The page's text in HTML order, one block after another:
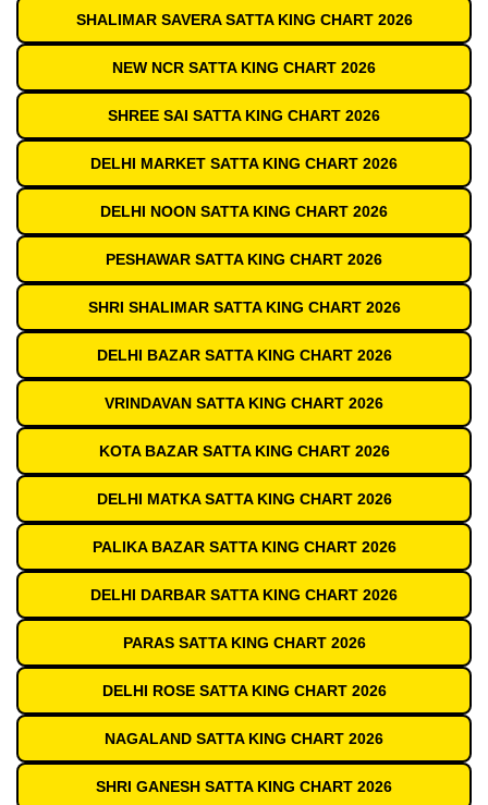
SHALIMAR SAVERA SATTA KING CHART 2026
NEW NCR SATTA KING CHART 2026
SHREE SAI SATTA KING CHART 2026
DELHI MARKET SATTA KING CHART 2026
DELHI NOON SATTA KING CHART 2026
PESHAWAR SATTA KING CHART 2026
SHRI SHALIMAR SATTA KING CHART 2026
DELHI BAZAR SATTA KING CHART 2026
VRINDAVAN SATTA KING CHART 2026
KOTA BAZAR SATTA KING CHART 2026
DELHI MATKA SATTA KING CHART 2026
PALIKA BAZAR SATTA KING CHART 2026
DELHI DARBAR SATTA KING CHART 2026
PARAS SATTA KING CHART 2026
DELHI ROSE SATTA KING CHART 2026
NAGALAND SATTA KING CHART 2026
SHRI GANESH SATTA KING CHART 2026